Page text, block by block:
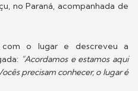
no Paraná, acompanhada de
com o lugar e descreveu a
"Acordamos e estamos aqui
precisam conhecer, o lugar é